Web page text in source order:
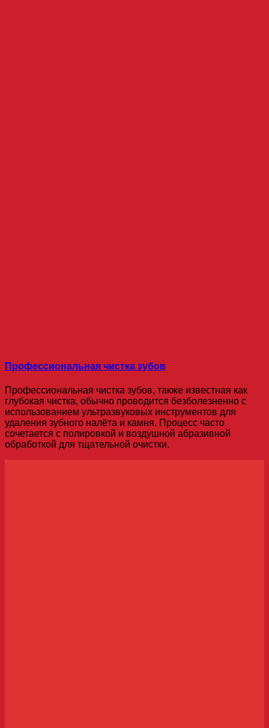
Профессиональная чистка зубов
Профессиональная чистка зубов, также известная как
глубокая чистка, обычно проводится безболезненно с
использованием ультразвуковых инструментов для
удаления зубного налёта и камня. Процесс часто
сочетается с полировкой и воздушной абразивной
обработкой для тщательной очистки.